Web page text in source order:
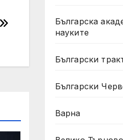
Българска
науките
Български
Български
Варна